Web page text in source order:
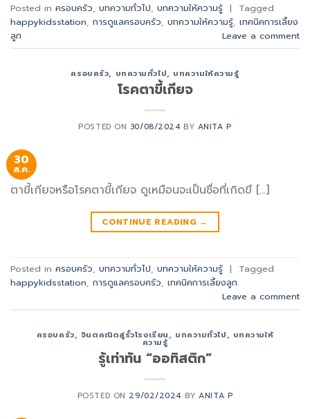
Posted in ครอบครัว บทความทั่วไป บทความให้ความรู้ |
Tagged
happykidsstation การดูแลครอบครัว บทความให้ความรู้ เทคนิคการเลี้ยง
ลูก
Leave a comment
ครอบครัว, บทความทั่วไป, บทความให้ความรู้
โรคตาขี้เกียจ
POSTED ON 30/08/2024 BY ANITA P
30
ส.ค.
ตาขี้เกียจหรือโรคตาขี้เกียจ ดูเหมือนจะเป็นชื่อที่เกิดขึ […]
CONTINUE READING →
Posted in ครอบครัว, บทความทั่วไป, บทความให้ความรู้ |
Tagged
happykidsstation, การดูแลครอบครัว, เทคนิคการเลี้ยงลูก
Leave a comment
ครอบครัว, จินตคณิตสู่รั้วโรงเรียน, บทความทั่วไป, บทความให้
ความรู้
รู้เท่าทัน “ออทิสติก”
POSTED ON 29/02/2024 BYANITA P